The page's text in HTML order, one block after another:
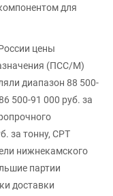
для
цены
(ПСС/М)
диапазон 88 500-
500-91 000 руб. за
за тонну, CPT
нижнекамского
партии
доставки